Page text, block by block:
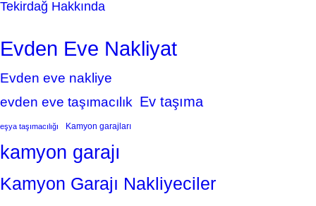
Tekirdağ Hakkında
Evden Eve Nakliyat
Evden eve nakliye
evden eve taşımacılık Ev taşıma
eşya taşımacılığı Kamyon garajları
kamyon garajı
Kamyon Garajı Nakliyeciler